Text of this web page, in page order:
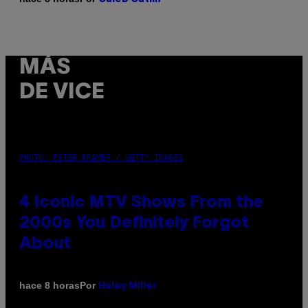
MÁS
DE VICE
PHOTO: PETER KRAMER / GETTY IMAGES
4 Iconic MTV Shows From the
2000s You Definitely Forgot
About
hace 8 horasPor Haley Miller